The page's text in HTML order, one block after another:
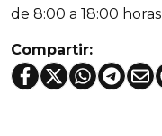
de 8:00 a 18:00 horas
Compartir: